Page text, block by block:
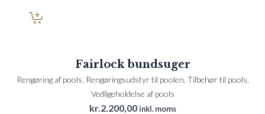
Fairlock bundsuger
Rengøring af pools Rengøringsudstyr til poolen Tilbehør til pools
Vedligeholdelse af pools
kr.2.200,00 inkl. moms